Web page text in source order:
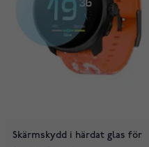
Skärmskydd i härdat glas för